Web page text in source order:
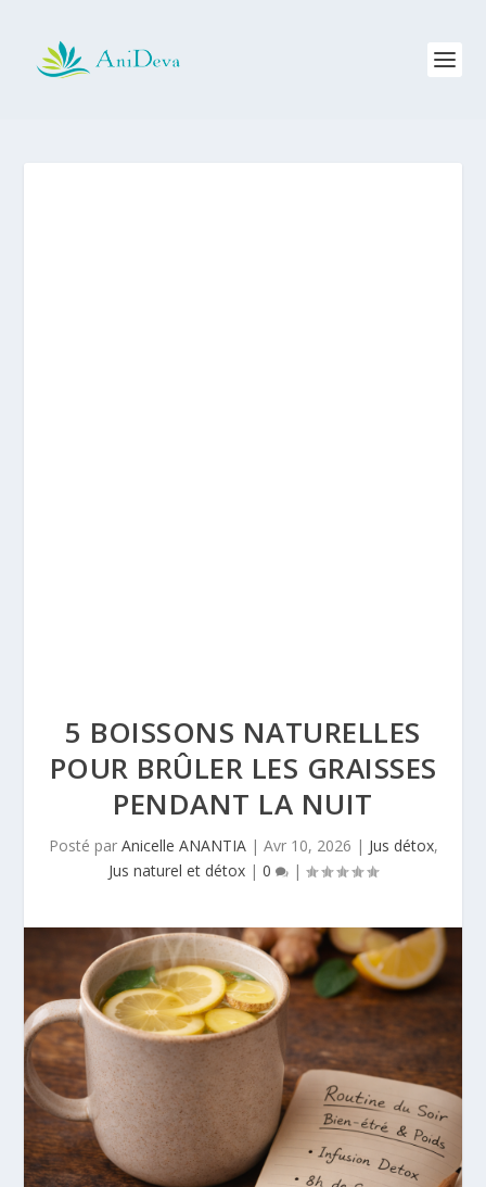
5 BOISSONS NATURELLES
POUR BRÛLER LES GRAISSES
PENDANT LA NUIT
Posté par Anicelle ANANTIA| Avr 10, 2026 | Jus détox,
Jus naturel et détox | 0 |